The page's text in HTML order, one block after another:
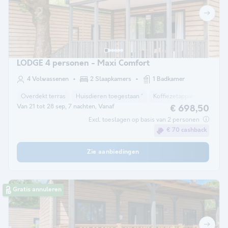
LODGE 4 personen - Maxi Comfort
4 Volwassenen 2 Slaapkamers 1 Badkamer
Overdekt terras Huisdieren toegestaan * Koffiezetapparaat
Van 21 tot 28 sep, 7 nachten, Vanaf € 698,50
Excl. toeslagen op basis van 2 personen
€ 70 cashback
Zie aanbiedingen
Gratis annuleren